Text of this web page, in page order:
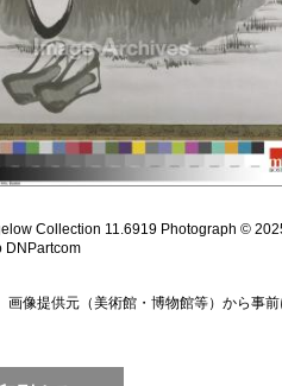
Collection 11.6919 Photograph ©
DNPartcom
画像提供元（美術館・博物館等）から事